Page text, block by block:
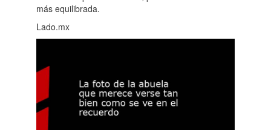
más equilibrada.
Lado.mx